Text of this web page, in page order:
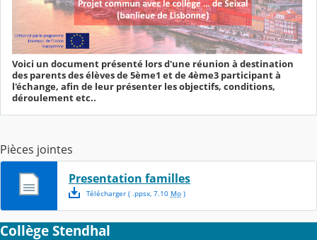
Voici un document présenté lors d'une réunion à destination
des parents des élèves de 5ème1 et de 4ème3 participant à
l'échange, afin de leur présenter les objectifs, conditions,
déroulement etc..
Pièces jointes
Presentation familles
Télécharger( .ppsx, 7.10 Mo)
Collège Stendhal